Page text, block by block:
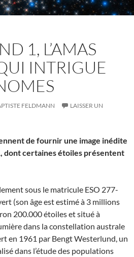
1, L’AMAS
INTRIGUE
FELDMANN
LAISSER UN
de fournir une image inédite
dont certaines étoiles présentent
sous le matricule ESO 277-
(son âge est estimé à 3 millions
200.000 étoiles et situé à
dans la constellation australe
en 1961 par Bengt Westerlund, un
dans l’étude des populations